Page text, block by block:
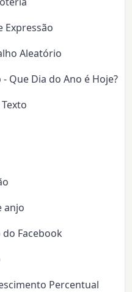
Expressão
Aleatório
Que Dia do Ano é Hoje?
anjo
Facebook
Percentual